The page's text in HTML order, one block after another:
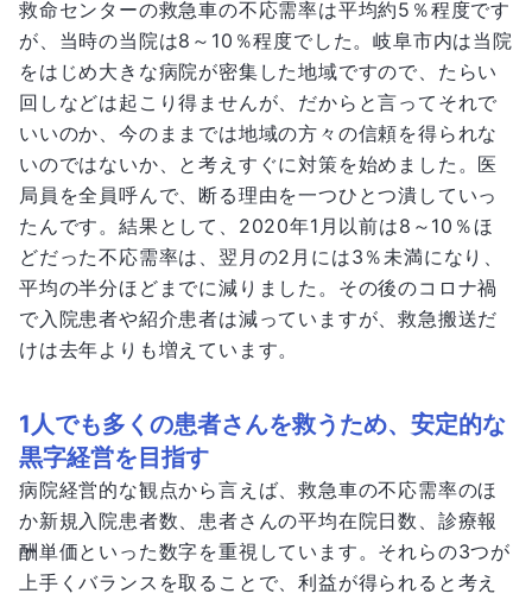
救命センターの救急車の不応需率は平均約5％程度です
が、当時の当院は8～10％程度でした。岐阜市内は当院
をはじめ大きな病院が密集した地域ですので、たらい
回しなどは起こり得ませんが、だからと言ってそれで
いいのか、今のままでは地域の方々の信頼を得られな
いのではないか、と考えすぐに対策を始めました。医
局員を全員呼んで、断る理由を一つひとつ潰していっ
たんです。結果として、2020年1月以前は8～10％ほ
どだった不応需率は、翌月の2月には3％未満になり、
平均の半分ほどまでに減りました。その後のコロナ禍
で入院患者や紹介患者は減っていますが、救急搬送だ
けは去年よりも増えています。
1人でも多くの患者さんを救うため、安定的な
黒字経営を目指す
病院経営的な観点から言えば、救急車の不応需率のほ
か新規入院患者数、患者さんの平均在院日数、診療報
酬単価といった数字を重視しています。それらの3つが
上手くバランスを取ることで、利益が得られると考え